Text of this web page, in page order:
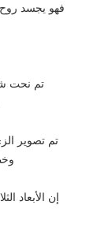
فهو يجسد روح
تم نحت
تم تصوير
إن الأبعاد